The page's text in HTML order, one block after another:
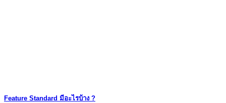
Feature Standard มีอะไรบ้าง ?